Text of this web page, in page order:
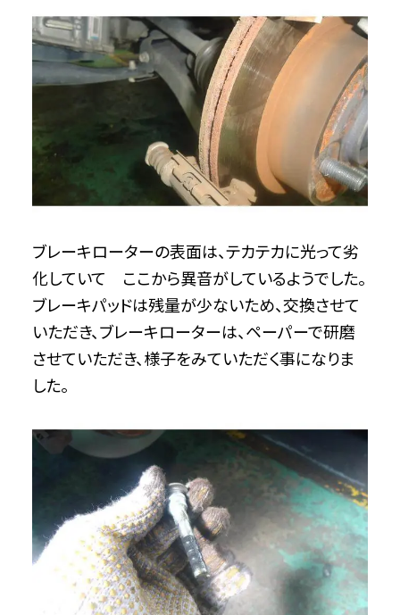
ブレーキローターの表面は、テカテカに光って劣
化していて ここから異音がしているようでした。
ブレーキパッドは残量が少ないため、交換させて
いただき、ブレーキローターは、ペーパーで研磨
させていただき、様子をみていただく事になりま
した。